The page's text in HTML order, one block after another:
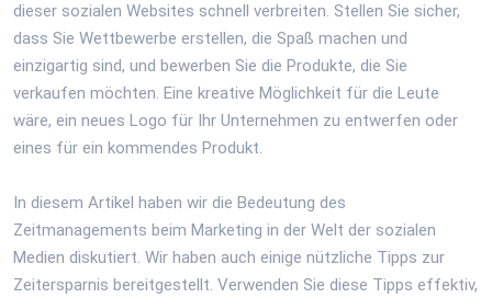
dieser sozialen Websites schnell verbreiten. Stellen Sie sicher,
dass Sie Wettbewerbe erstellen, die Spaß machen und
einzigartig sind, und bewerben Sie die Produkte, die Sie
verkaufen möchten. Eine kreative Möglichkeit für die Leute
wäre, ein neues Logo für Ihr Unternehmen zu entwerfen oder
eines für ein kommendes Produkt.
In diesem Artikel haben wir die Bedeutung des
Zeitmanagements beim Marketing in der Welt der sozialen
Medien diskutiert. Wir haben auch einige nützliche Tipps zur
Zeitersparnis bereitgestellt. Verwenden Sie diese Tipps effektiv,